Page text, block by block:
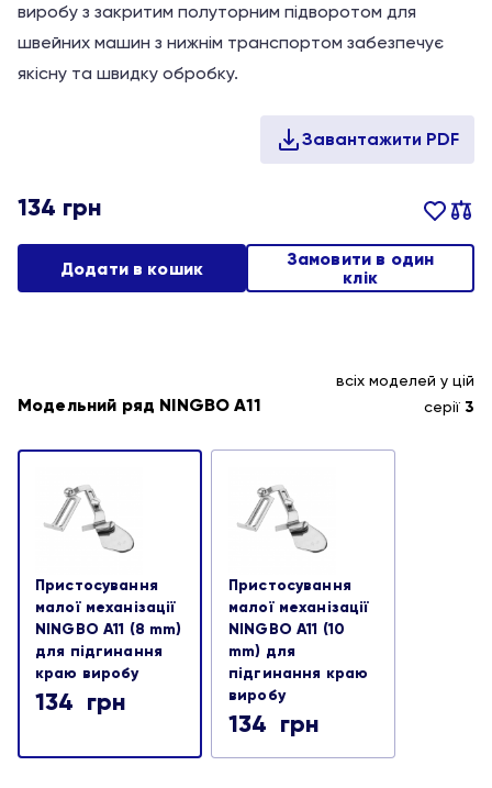
виробу з закритим полуторним підворотом для
швейних машин з нижнім транспортом забезпечує
якісну та швидку обробку.
134 грн
Додати в кошик
Замовити в один
клік
Модельний ряд NINGBO A11
всіх моделей у цій
серії 3
Пристосування
малої механізації
NINGBO A11 (8 mm)
для підгинання
краю виробу
134 грн
Пристосування
малої механізації
NINGBO A11 (10
mm) для
підгинання краю
виробу
134 грн